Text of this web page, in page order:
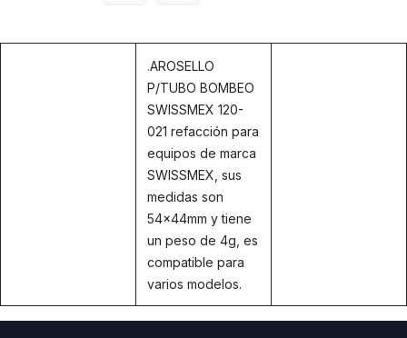
.AROSELLO
P/TUBO BOMBEO
SWISSMEX 120-
021 refacción para
equipos de marca
SWISSMEX, sus
medidas son
54x44mm y tiene
un peso de 4g, es
compatible para
varios modelos.